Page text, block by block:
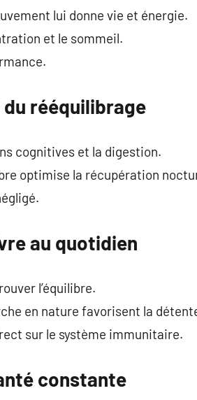
lui donne vie et énergie.
et le sommeil.
rééquilibrage
cognitives et la digestion.
optimise la récupération
au quotidien
l’équilibre.
en nature favorisent la
sur le système immunitaire.
constante